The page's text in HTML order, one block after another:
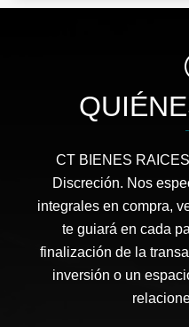
CT BIENES
Discreción. Nos
integrales en compra,
te guiará en cada
finalización de la
inversión o un